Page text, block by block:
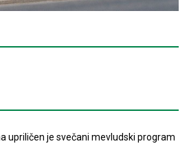
upriličen je svečani mevludski program